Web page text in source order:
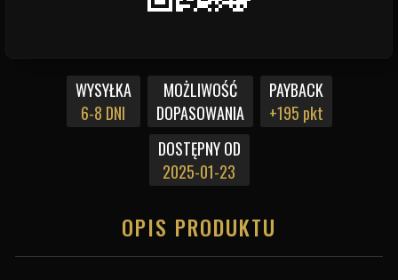
WYSYŁKA
6-8 DNI
MOŻLIWOŚĆ
DOPASOWANIA
PAYBACK
+195 pkt
DOSTĘPNY OD
2025-01-23
OPIS PRODUKTU